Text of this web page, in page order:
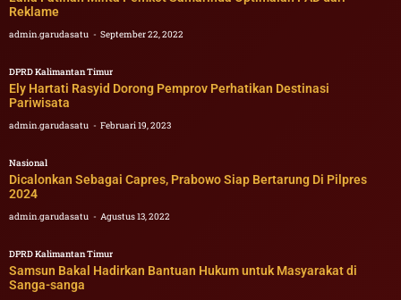
Reklame
admin.garudasatu September 22, 2022
DPRD Kalimantan Timur
Ely Hartati Rasyid Dorong Pemprov Perhatikan Destinasi
Pariwisata
admin.garudasatu Februari 19, 2023
Nasional
Dicalonkan Sebagai Capres, Prabowo Siap Bertarung Di Pilpres
2024
admin.garudasatu Agustus 13, 2022
DPRD Kalimantan Timur
Samsun Bakal Hadirkan Bantuan Hukum untuk Masyarakat di
Sanga-sanga